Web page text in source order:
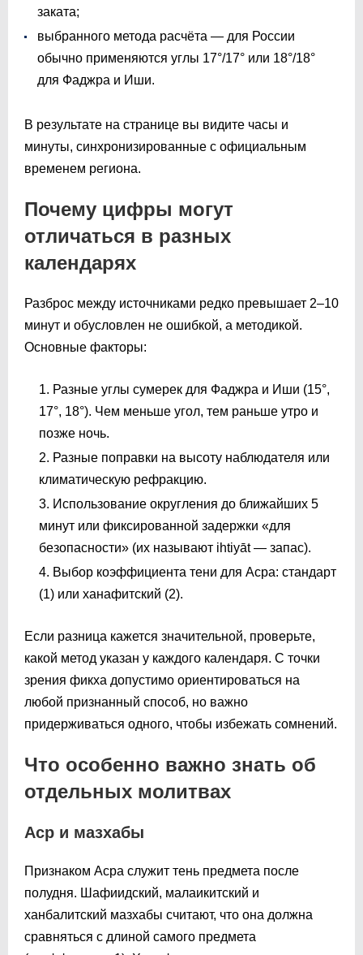
заката;
выбранного метода расчёта — для России
обычно применяются углы 17°/17° или 18°/18°
для Фаджра и Иши.
В результате на странице вы видите часы и
минуты, синхронизированные с официальным
временем региона.
Почему цифры могут
отличаться в разных
календарях
Разброс между источниками редко превышает 2–10
минут и обусловлен не ошибкой, а методикой.
Основные факторы:
Разные углы сумерек для Фаджра и Иши (15°,
17°, 18°). Чем меньше угол, тем раньше утро и
позже ночь.
Разные поправки на высоту наблюдателя или
климатическую рефракцию.
Использование округления до ближайших 5
минут или фиксированной задержки «для
безопасности» (их называют ihtiyāt — запас).
Выбор коэффициента тени для Асра: стандарт
(1) или ханафитский (2).
Если разница кажется значительной, проверьте,
какой метод указан у каждого календаря. С точки
зрения фикха допустимо ориентироваться на
любой признанный способ, но важно
придерживаться одного, чтобы избежать сомнений.
Что особенно важно знать об
отдельных молитвах
Аср и мазхабы
Признаком Асра служит тень предмета после
полудня. Шафиидский, малаикитский и
ханбалитский мазхабы считают, что она должна
сравняться с длиной самого предмета